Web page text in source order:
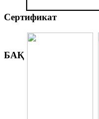
Сертификат
БАҚ